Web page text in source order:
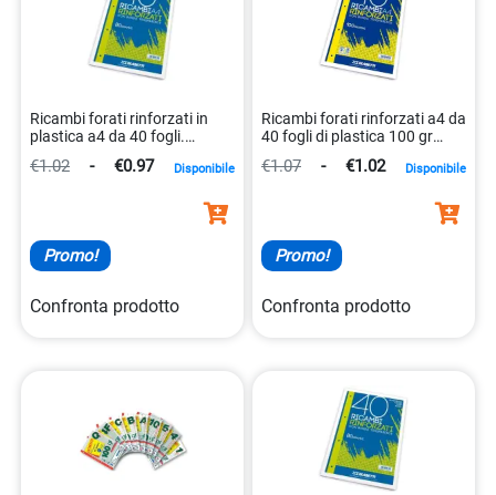
Ricambi forati rinforzati in
plastica a4 da 40 fogli.
€1.02 - €0.97 Disponibile
Promo!
Confronta prodotto
Ricambi forati rinforzati a4 da
40 fogli di plastica 100 gr
€1.07 - €1.02 Disponibile
Promo!
Confronta prodotto